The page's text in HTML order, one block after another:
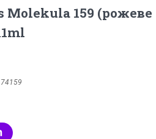
Molekula 159 (рожеве
74159